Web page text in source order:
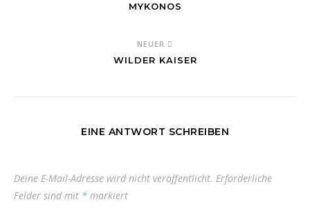
MYKONOS
NEUER
WILDER KAISER
EINE ANTWORT SCHREIBEN
Deine E-Mail-Adresse wird nicht veröffentlicht. Erforderliche
Felder sind mit * markiert